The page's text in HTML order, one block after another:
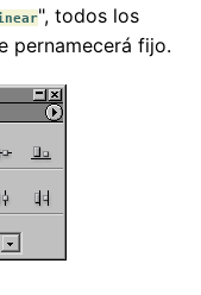
", todos los
pernamecerá fijo.